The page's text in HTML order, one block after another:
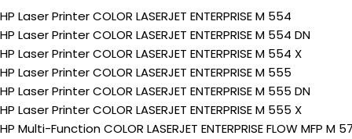
HP Laser Printer COLOR LASERJET ENTERPRISE M 554
HP Laser Printer COLOR LASERJET ENTERPRISE M 554 DN
HP Laser Printer COLOR LASERJET ENTERPRISE M 554 X
HP Laser Printer COLOR LASERJET ENTERPRISE M 555
HP Laser Printer COLOR LASERJET ENTERPRISE M 555 DN
HP Laser Printer COLOR LASERJET ENTERPRISE M 555 X
HP Multi-Function COLOR LASERJET ENTERPRISE FLOW MFP M